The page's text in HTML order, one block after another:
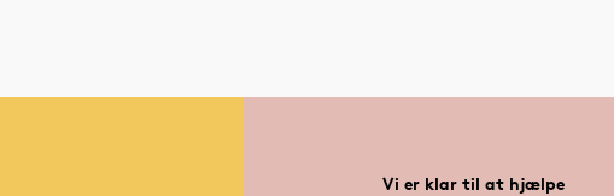
Vi er klar til at hjælpe